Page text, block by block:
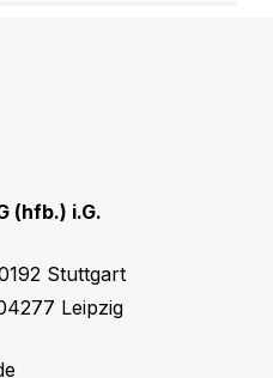
(hfb.) i.G.
Stuttgart
Leipzig